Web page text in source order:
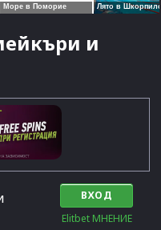
и
ВХОД
Elitbet МНЕНИЕ